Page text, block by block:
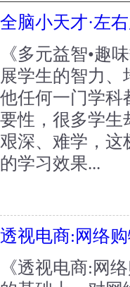
全脑小天才·左
《多元益智•趣
展学生的智力
他任何一门学科
要性，很多学生
艰深、难学，这
的学习效果...
透视电商:网络
《透视电商:网